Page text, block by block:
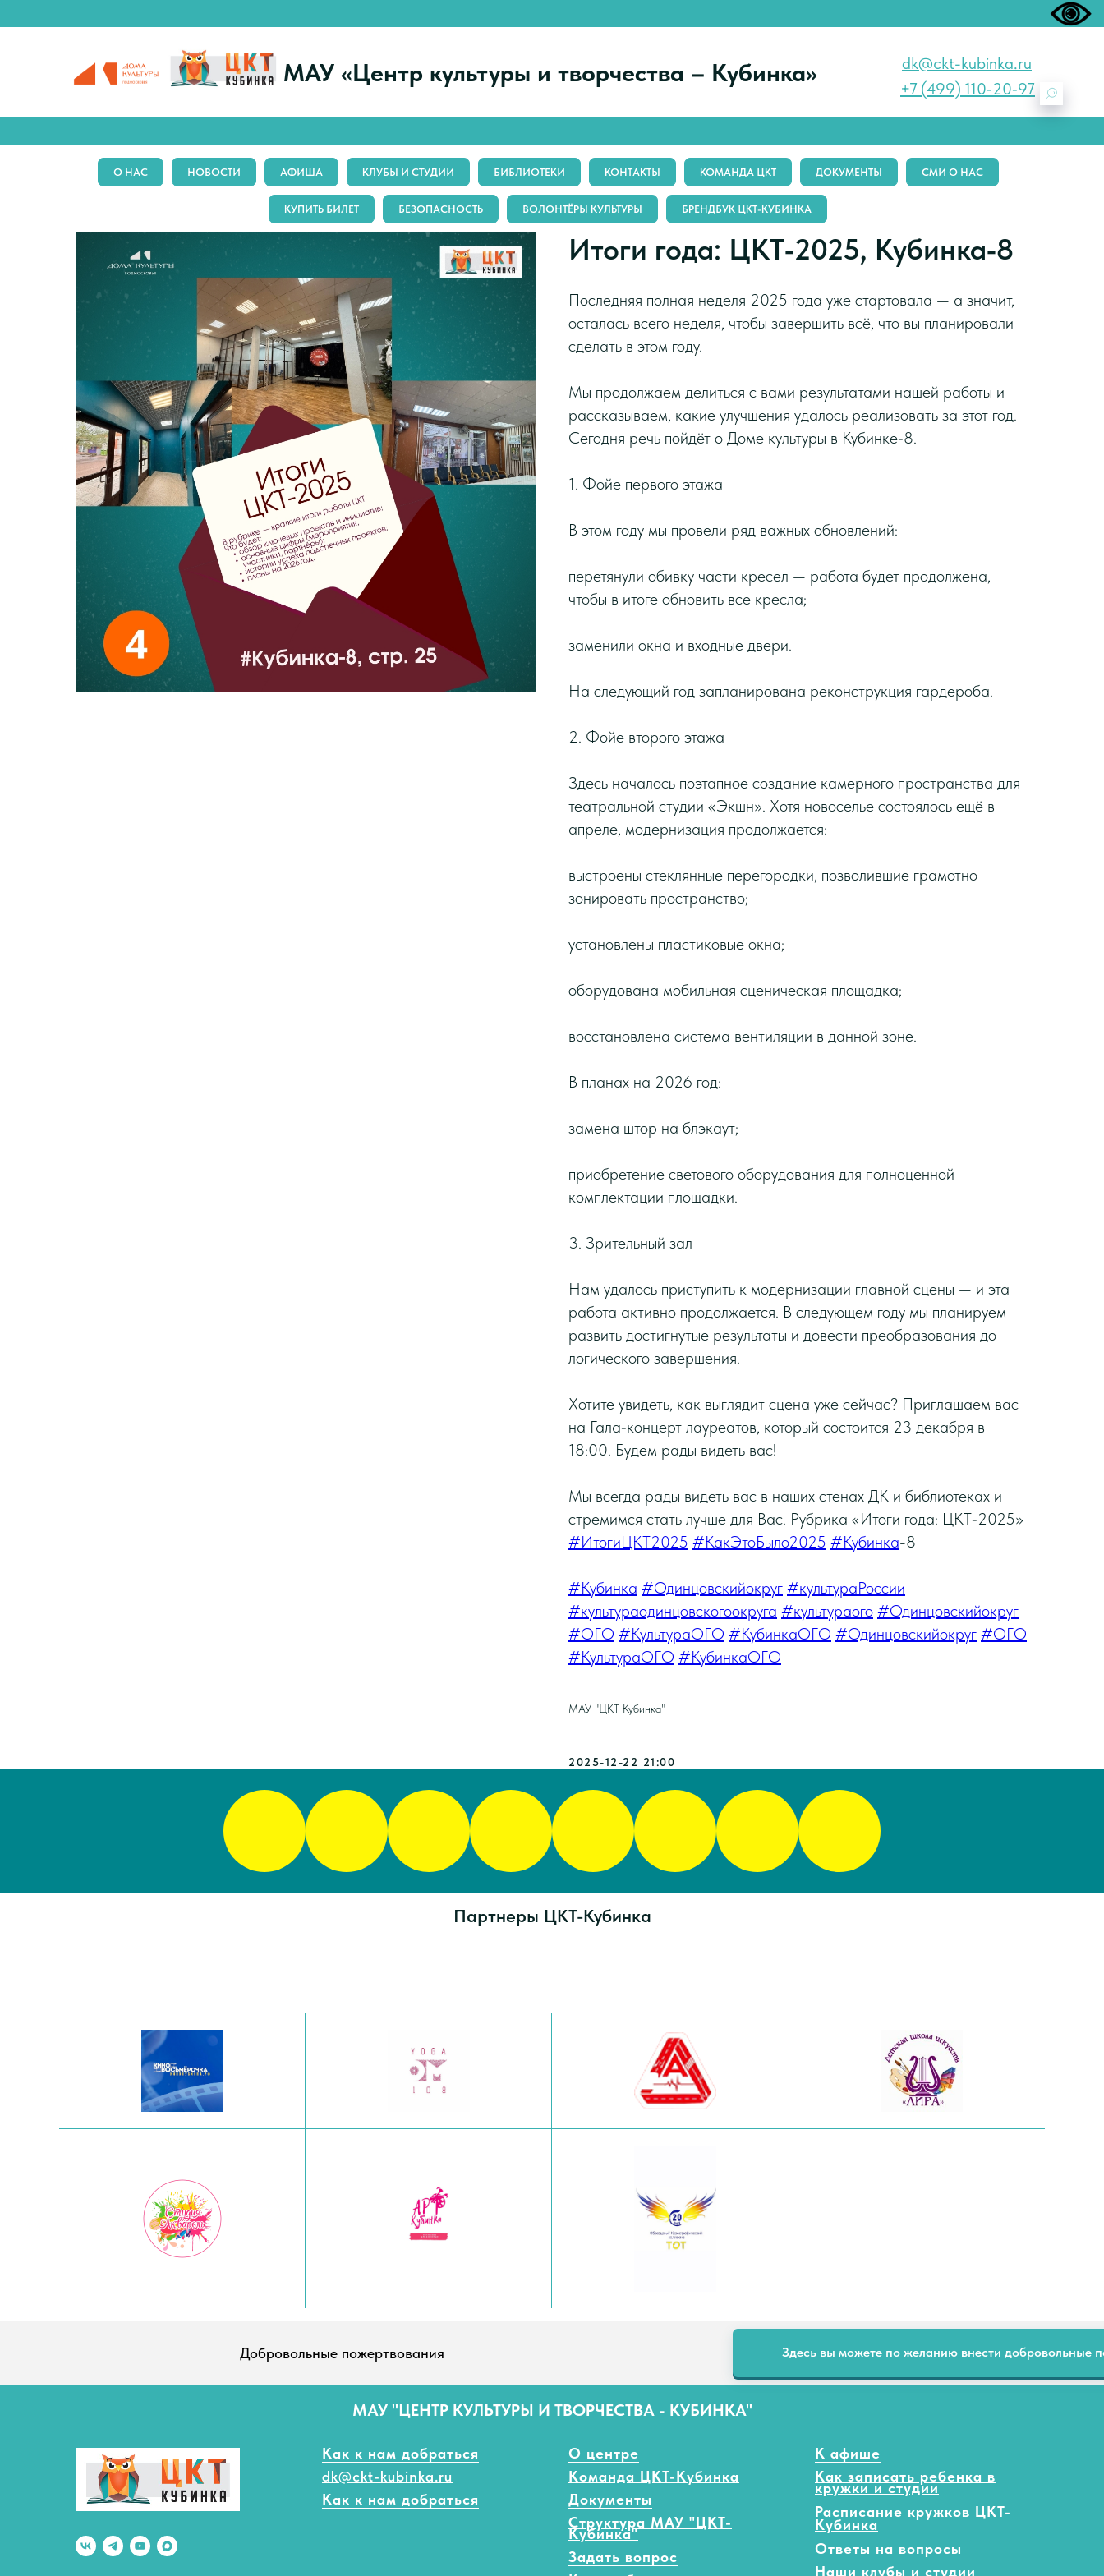
МАУ «Центр культуры и творчества – Кубинка»
dk@ckt-kubinka.ru
+7 (499) 110‑20‑97
О НАС НОВОСТИ АФИША КЛУБЫ И СТУДИИ БИБЛИОТЕКИ КОНТАКТЫ КОМАНДА ЦКТ ДОКУМЕНТЫ СМИ О НАС
КУПИТЬ БИЛЕТ БЕЗОПАСНОСТЬ ВОЛОНТЁРЫ КУЛЬТУРЫ БРЕНДБУК ЦКТ-КУБИНКА
Итоги года: ЦКТ‑2025, Кубинка‑8
Последняя полная неделя 2025 года уже стартовала — а значит,
осталась всего неделя, чтобы завершить всё, что вы планировали
сделать в этом году.
Мы продолжаем делиться с вами результатами нашей работы и
рассказываем, какие улучшения удалось реализовать за этот год.
Сегодня речь пойдёт о Доме культуры в Кубинке‑8.
1. Фойе первого этажа
В этом году мы провели ряд важных обновлений:
перетянули обивку части кресел — работа будет продолжена,
чтобы в итоге обновить все кресла;
заменили окна и входные двери.
На следующий год запланирована реконструкция гардероба.
2. Фойе второго этажа
Здесь началось поэтапное создание камерного пространства для
театральной студии «Экшн». Хотя новоселье состоялось ещё в
апреле, модернизация продолжается:
выстроены стеклянные перегородки, позволившие грамотно
зонировать пространство;
установлены пластиковые окна;
оборудована мобильная сценическая площадка;
восстановлена система вентиляции в данной зоне.
В планах на 2026 год:
замена штор на блэкаут;
приобретение светового оборудования для полноценной
комплектации площадки.
3. Зрительный зал
Нам удалось приступить к модернизации главной сцены — и эта
работа активно продолжается. В следующем году мы планируем
развить достигнутые результаты и довести преобразования до
логического завершения.
Хотите увидеть, как выглядит сцена уже сейчас? Приглашаем вас
на Гала‑концерт лауреатов, который состоится 23 декабря в
18:00. Будем рады видеть вас!
Мы всегда рады видеть вас в наших стенах ДК и библиотеках и
стремимся стать лучше для Вас. Рубрика «Итоги года: ЦКТ‑2025»
#ИтогиЦКТ2025 #КакЭтоБыло2025 #Кубинка-8
#Кубинка #Одинцовскийокруг #культураРоссии
#культураодинцовскогоокруга #культураого #Одинцовскийокруг
#ОГО #КультураОГО #КубинкаОГО #Одинцовскийокруг #ОГО
#КультураОГО #КубинкаОГО
МАУ "ЦКТ Кубинка"
2025-12-22 21:00
Партнеры ЦКТ-Кубинка
Добровольные пожертвования Здесь вы можете по желанию внести добровольные
МАУ "ЦЕНТР КУЛЬТУРЫ И ТВОРЧЕСТВА - КУБИНКА"
Как к нам добраться
dk@ckt-kubinka.ru
Как к нам добраться
О центре
Команда ЦКТ-Кубинка
Документы
Структура МАУ "ЦКТ-
Кубинка"
Задать вопрос
К афише
Как записать ребенка в
кружки и студии
Расписание кружков ЦКТ-
Кубинка
Ответы на вопросы
Наши клубы и студии